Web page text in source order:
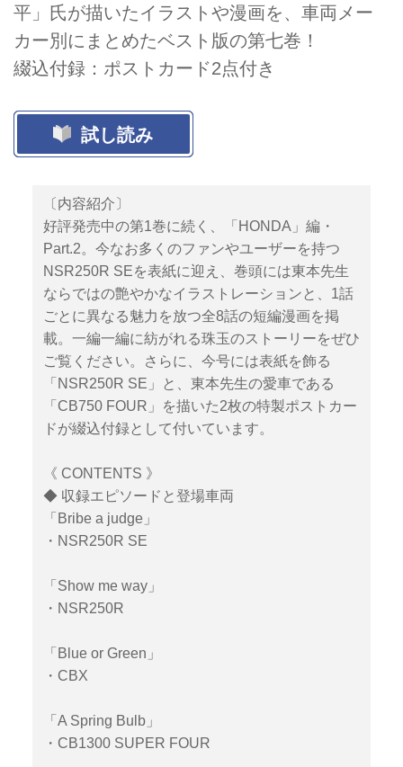
平」氏が描いたイラストや漫画を、車両メー
カー別にまとめたベスト版の第七巻！
綴込付録：ポストカード2点付き
試し読み
〔内容紹介〕
好評発売中の第1巻に続く、「HONDA」編・
Part.2。今なお多くのファンやユーザーを持つ
NSR250R SEを表紙に迎え、巻頭には東本先生
ならではの艶やかなイラストレーションと、1話
ごとに異なる魅力を放つ全8話の短編漫画を掲
載。一編一編に紡がれる珠玉のストーリーをぜひ
ご覧ください。さらに、今号には表紙を飾る
「NSR250R SE」と、東本先生の愛車である
「CB750 FOUR」を描いた2枚の特製ポストカー
ドが綴込付録として付いています。
《 CONTENTS 》
◆ 収録エピソードと登場車両
「Bribe a judge」
・NSR250R SE
「Show me way」
・NSR250R
「Blue or Green」
・CBX
「A Spring Bulb」
・CB1300 SUPER FOUR